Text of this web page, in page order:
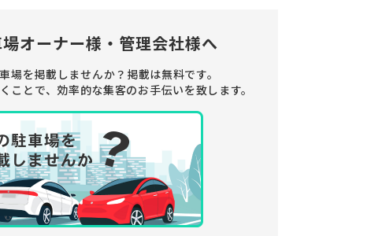
オーナー様・管理会社様へ
場を掲載しませんか？ 掲載は無料です。
ことで、 効率的な集客のお手伝いを致します。